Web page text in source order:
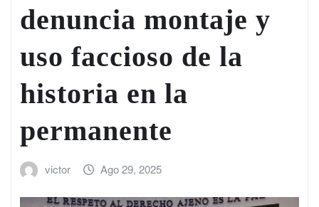
denuncia montaje y
uso faccioso de la
historia en la
permanente
victor Ago 29, 2025